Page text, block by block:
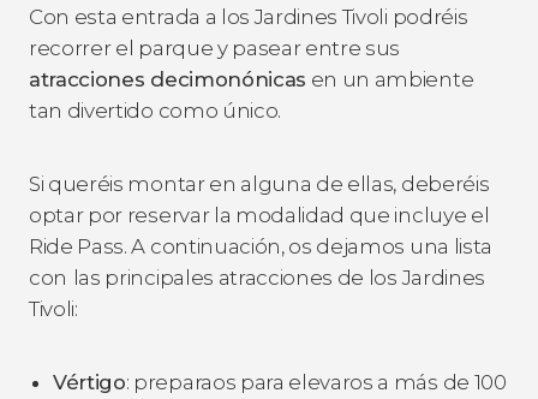
Con esta entrada a los Jardines Tivoli podréis
recorrer el parque y pasear entre sus
atracciones decimonónicas en un ambiente
tan divertido como único.
Si queréis montar en alguna de ellas, deberéis
optar por reservar la modalidad que incluye el
Ride Pass. A continuación, os dejamos una lista
con las principales atracciones de los Jardines
Tivoli:
Vértigo: preparaos para elevaros a más de 100